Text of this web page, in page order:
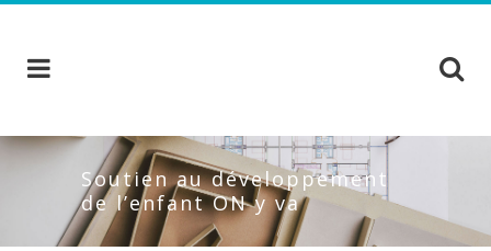
Soutien au développement
de l’enfant ON y va